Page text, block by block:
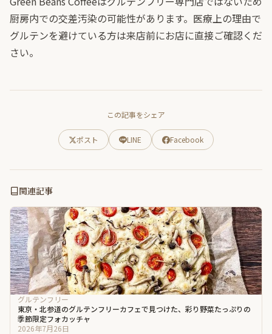
厨房内での交差汚染の可能性があります。医療上の理由で
グルテンを避けている方は来店前にお店に直接ご確認くだ
さい。
この記事をシェア
ポスト LINE Facebook
関連記事
グルテンフリー
東京・北参道のグルテンフリーカフェで見つけた、彩り野菜たっぷりの
季節限定フォカッチャ
2026年7月26日